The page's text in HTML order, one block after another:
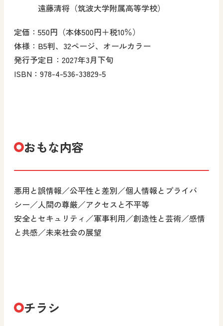
遠藤清将（筑波大学附属高等学校）
定価：550円（本体500円＋税10％）
体様：B5判、32ページ、オールカラー
発行予定日：2027年3月下旬
ISBN：978-4-536-33829-5
おもな内容
悪用と誤情報／公平性と差別／個人情報とプライバ
シー／人間の尊厳／アクセスと不平等
安全とセキュリティ／軍事利用／創造性と芸術／感情
と共感／未来社会の展望
チラシ